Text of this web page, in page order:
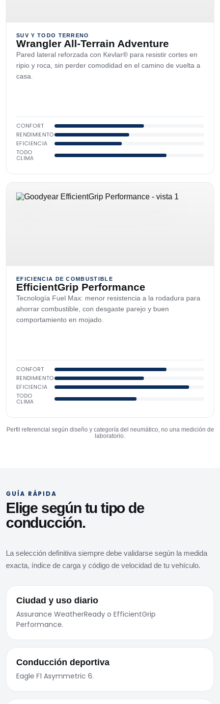
SUV Y TODO TERRENO
Wrangler All-Terrain Adventure
Pared lateral reforzada con Kevlar® para resistir cortes en
ripio y roca, sin perder comodidad en el camino de vuelta a
casa.
CONFORT
RENDIMIENTO
EFICIENCIA
TODO
CLIMA
EFICIENCIA DE COMBUSTIBLE
EfficientGrip Performance
Tecnología Fuel Max: menor resistencia a la rodadura para
ahorrar combustible, con desgaste parejo y buen
comportamiento en mojado.
CONFORT
RENDIMIENTO
EFICIENCIA
TODO
CLIMA
Perfil referencial según diseño y categoría del neumático, no una medición de
laboratorio.
GUÍA RÁPIDA
Elige según tu tipo de
conducción.
La selección definitiva siempre debe validarse según la medida
exacta, índice de carga y código de velocidad de tu vehículo.
Ciudad y uso diario
Assurance WeatherReady o EfficientGrip
Performance.
Conducción deportiva
Eagle F1 Asymmetric 6.